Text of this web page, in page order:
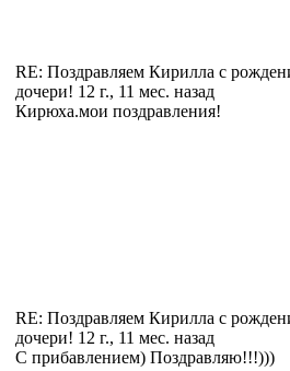
RE: Поздравляем Кирилла с
дочери! 12 г., 11 мес. назад
Кирюха.мои поздравления!
RE: Поздравляем Кирилла с
дочери! 12 г., 11 мес. назад
С прибавлением) Поздравляю!!!)))